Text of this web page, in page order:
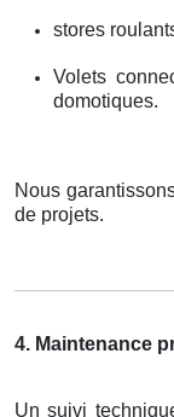
stores
Volets
domotiques.
Nous
de projets.
4. Maintenance
Un suivi